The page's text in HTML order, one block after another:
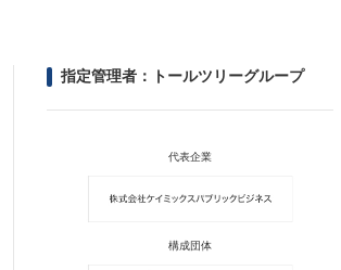
指定管理者：トールツリーグループ
代表企業
構成団体